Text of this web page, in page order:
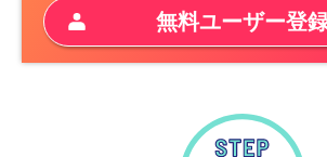
無料ユーザー登